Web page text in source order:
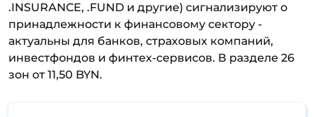
.INSURANCE, .FUND и другие) сигнализируют о
принадлежности к финансовому сектору -
актуальны для банков, страховых компаний,
инвестфондов и финтех-сервисов. В разделе 26
зон от 11,50 BYN.